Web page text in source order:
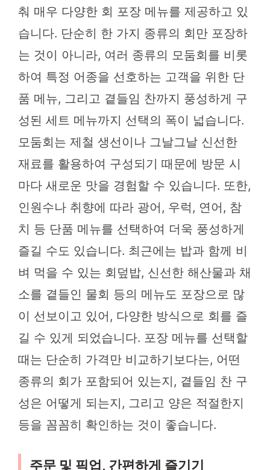
춰 매우 다양한 회 포장 메뉴를 제공하고 있
습니다. 단순히 한 가지 종류의 회만 포장하
는 것이 아니라, 여러 종류의 모둠회를 비롯
하여 특정 어종을 선호하는 고객을 위한 단
품 메뉴, 그리고 곁들임 찬까지 풍성하게 구
성된 세트 메뉴까지 선택의 폭이 넓습니다.
모둠회는 제철 생선이나 그날그날 신선한
재료를 활용하여 구성되기 때문에 방문 시
마다 새로운 맛을 경험할 수 있습니다. 또한,
인원수나 취향에 따라 광어, 우럭, 연어, 참
치 등 단품 메뉴를 선택하여 더욱 풍성하게
즐길 수도 있습니다. 최근에는 밥과 함께 비
벼 먹을 수 있는 회덮밥, 신선한 해산물과 채
소를 곁들인 물회 등의 메뉴도 포장으로 많
이 선보이고 있어, 다양한 방식으로 회를 즐
길 수 있게 되었습니다. 포장 메뉴를 선택할
때는 단순히 가격만 비교하기보다는, 어떤
종류의 회가 포함되어 있는지, 곁들임 찬 구
성은 어떻게 되는지, 그리고 양은 적절한지
등을 꼼꼼히 확인하는 것이 좋습니다.
주문 및 픽업, 간편하게 즐기기